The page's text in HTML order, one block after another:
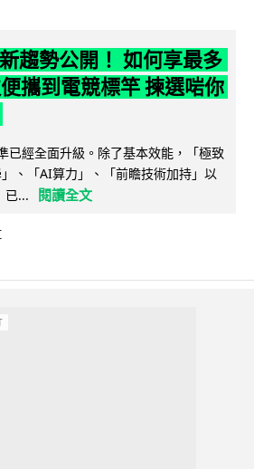
趨勢公開！ 如何享最多
攜到電競標竿 揀選啱你
已經全面升級。除了基本效能，「極致
、「AI算力」、「前瞻技術加持」以
已...
閱讀全文